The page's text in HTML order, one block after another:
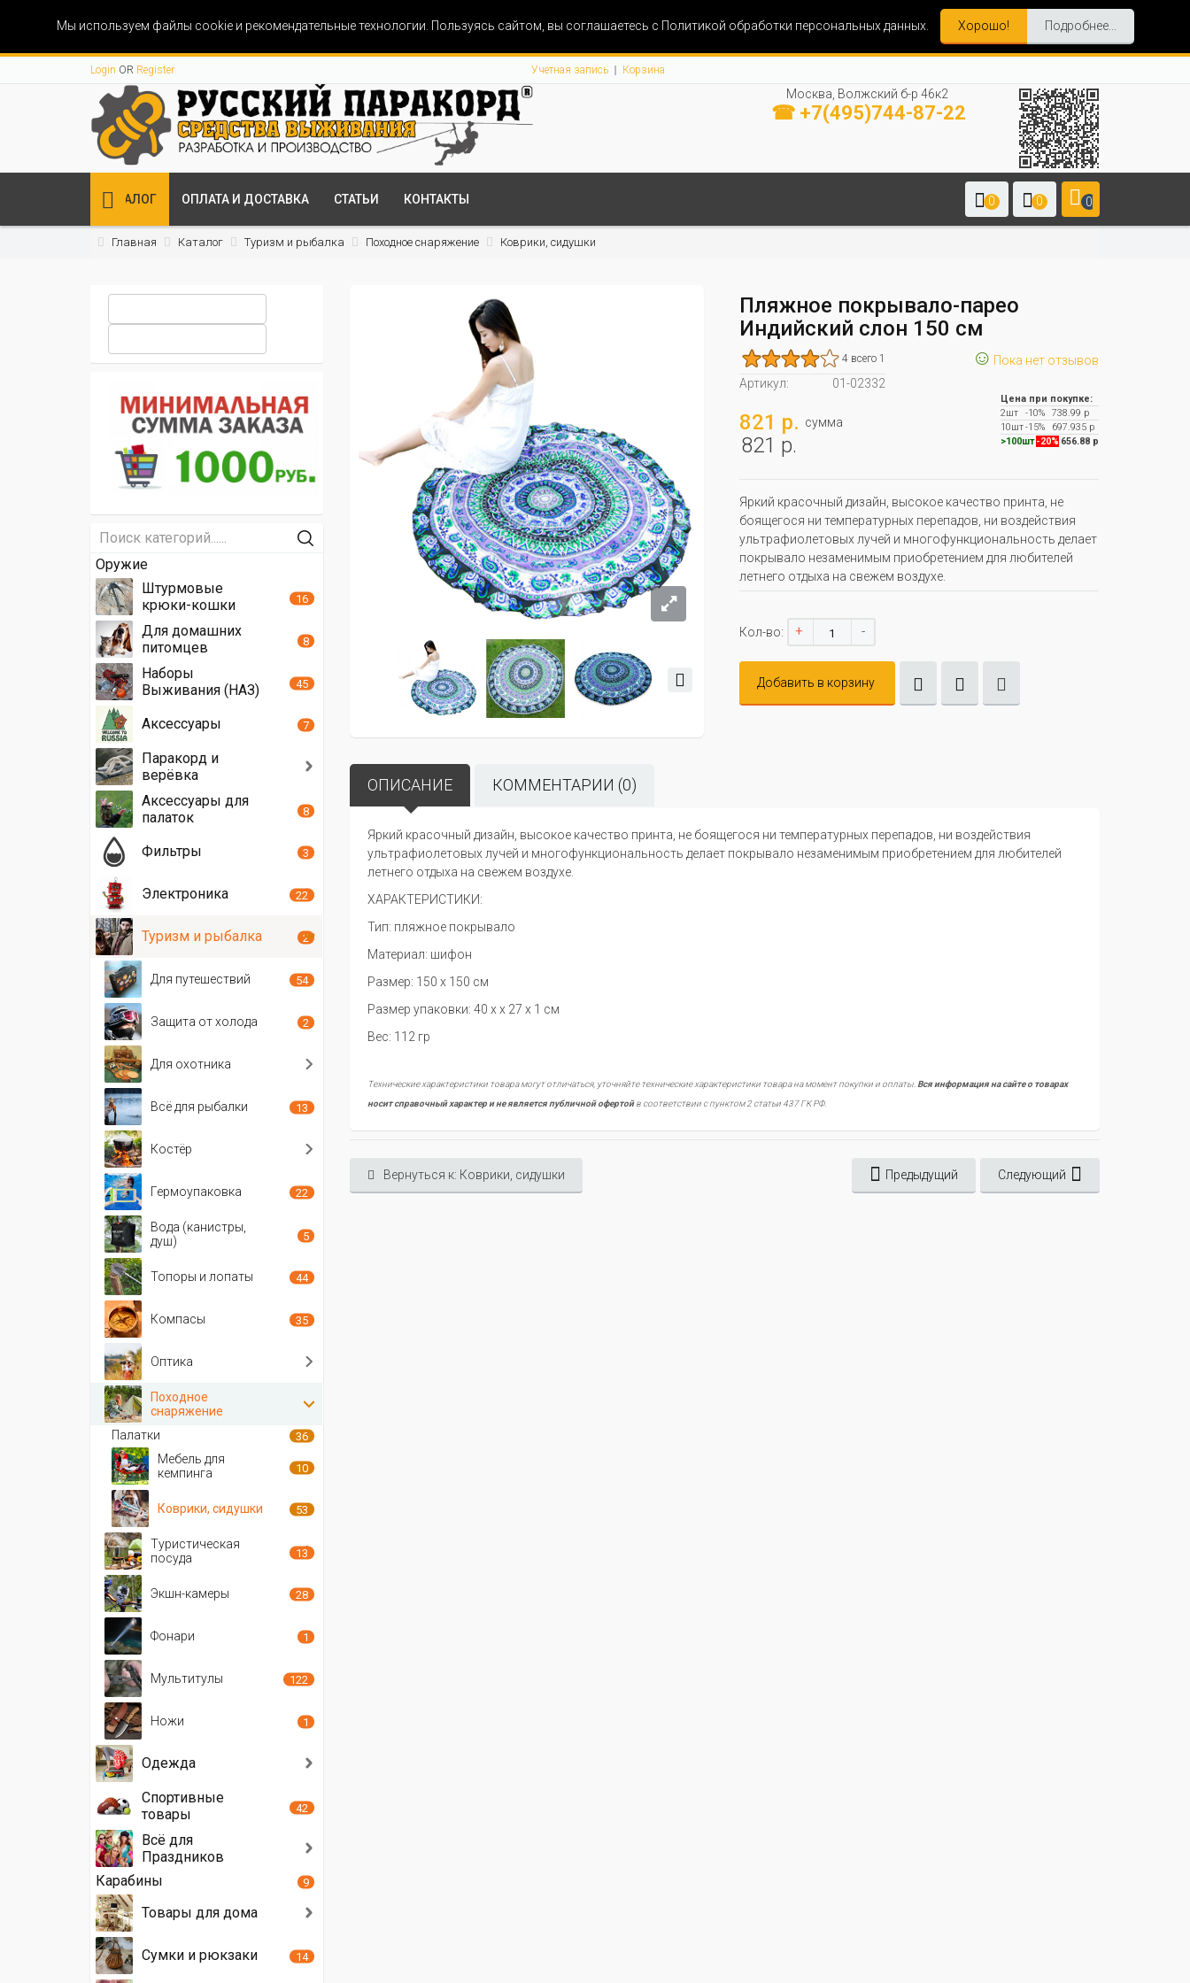
Мы используем файлы cookie и рекомендательные технологии. Пользуясь сайтом, вы соглашаетесь с Политикой обработки персональных данных. Хорошо! Подробнее...
Login OR Register Учетная запись Корзина
Москва, Волжский б-р 46к2
☎ +7(495)744-87-22
КАТАЛОГ ОПЛАТА И ДОСТАВКА СТАТЬИ КОНТАКТЫ 0 0 0
Главная Каталог Туризм и рыбалка Походное снаряжение Коврики, сидушки
Пляжное покрывало-парео
Индийский слон 150 см
4 всего 1 ☺ Пока нет отзывов
Артикул:
01-02332
821 р. сумма
821 р.
Цена при покупке:
2шт
-10%
738.99 р
10шт-15%
697.935 р
>100шт -20% 656.88 р
Яркий красочный дизайн, высокое качество принта, не
боящегося ни температурных перепадов, ни воздействия
ультрафиолетовых лучей и многофункциональность делает
покрывало незаменимым приобретением для любителей
летнего отдыха на свежем воздухе.
Кол-во: + -
Добавить в корзину
ОПИСАНИЕ КОММЕНТАРИИ (0)
Яркий красочный дизайн, высокое качество принта, не боящегося ни температурных перепадов, ни воздействия
ультрафиолетовых лучей и многофункциональность делает покрывало незаменимым приобретением для любителей
летнего отдыха на свежем воздухе.
ХАРАКТЕРИСТИКИ:
Тип: пляжное покрывало
Материал: шифон
Размер: 150 х 150 см
Размер упаковки: 40 х х 27 х 1 см
Вес: 112 гр
Технические характеристики товара могут отличаться, уточняйте технические характеристики товара на момент покупки и оплаты. Вся информация на сайте о товарах
носит справочный характер и не является публичной офертойв соответствии с пунктом 2 статьи 437 ГК РФ.
Вернуться к: Коврики, сидушки Предыдущий Следующий
Оружие
Штурмовые
крюки-кошки
16
Для домашних
питомцев
8
Наборы
Выживания (НАЗ)
45
Аксессуары 7
Паракорд и
верёвка
Аксессуары для
палаток
8
Фильтры 3
Электроника 22
Туризм и рыбалка 2
Для путешествий 54
Защита от холода 2
Для охотника
Всё для рыбалки 13
Костёр
Гермоупаковка 22
Вода (канистры,
душ)
5
Топоры и лопаты 44
Компасы 35
Оптика
Походное
снаряжение
Палатки
36
Мебель для
кемпинга
10
Коврики, сидушки 53
Туристическая
посуда
13
Экшн-камеры 28
Фонари 1
Мультитулы 122
Ножи 1
Одежда
Спортивные
товары
42
Всё для
Праздников
Карабины
9
Товары для дома
Сумки и рюкзаки 14